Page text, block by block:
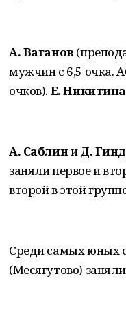
А. Ваганов
мужчин с 6,5 очка.
очков). Е. Никитина
А. СаблиниД.
заняли первое и
второй в этой
Среди самых юных
(Месягутово)